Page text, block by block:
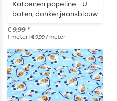
Katoenen popeline - U-
boten, donker jeansblauw
€ 9,99 *
1 meter | € 9,99 / meter